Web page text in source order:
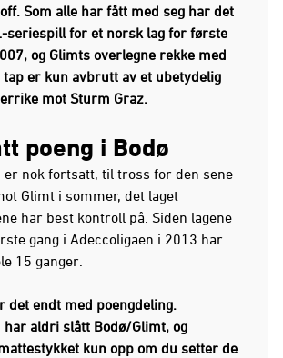
Som alle har fått med seg har det
seriespill for et norsk lag for første
og Glimts overlegne rekke med
er kun avbrutt av et ubetydelig
mot Sturm Graz.
poeng i Bodø
nok fortsatt, til tross for den sene
Glimt i sommer, det laget
har best kontroll på. Siden lagene
gang i Adeccoligaen i 2013 har
15 ganger.
det endt med poengdeling.
aldri slått Bodø/Glimt, og
kun opp om du setter de